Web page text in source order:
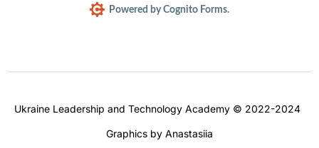
Powered by Cognito Forms.
Ukraine Leadership and Technology Academy © 2022-2024
Graphics by Anastasiia